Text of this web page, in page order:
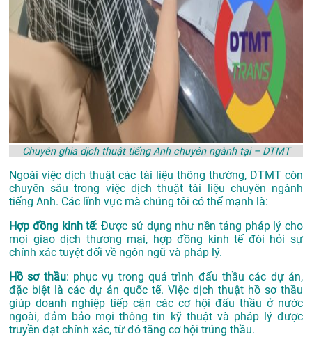
Chuyên ghia dịch thuật tiếng Anh chuyên ngành tại – DTMT
Ngoài việc dịch thuật các tài liệu thông thường, DTMT còn
chuyên sâu trong việc dịch thuật tài liệu chuyên ngành
tiếng Anh. Các lĩnh vực mà chúng tôi có thế mạnh là:
Hợp đồng kinh tế: Được sử dụng như nền tảng pháp lý cho
mọi giao dịch thương mại, hợp đồng kinh tế đòi hỏi sự
chính xác tuyệt đối về ngôn ngữ và pháp lý.
Hồ sơ thầu: phục vụ trong quá trình đấu thầu các dự án,
đặc biệt là các dự án quốc tế. Việc dịch thuật hồ sơ thầu
giúp doanh nghiệp tiếp cận các cơ hội đấu thầu ở nước
ngoài, đảm bảo mọi thông tin kỹ thuật và pháp lý được
truyền đạt chính xác, từ đó tăng cơ hội trúng thầu.